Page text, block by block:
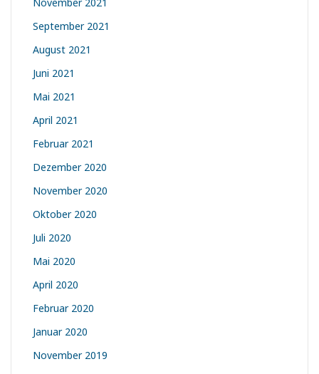
September 2021
August 2021
Juni 2021
Mai 2021
April 2021
Februar 2021
Dezember 2020
November 2020
Oktober 2020
Juli 2020
Mai 2020
April 2020
Februar 2020
Januar 2020
November 2019